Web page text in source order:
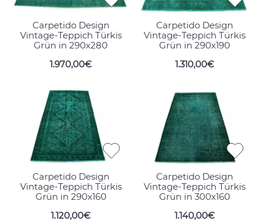
Carpetido Design
Vintage-Teppich Türkis
Grün in 290x280
1.970,00€
Carpetido Design
Vintage-Teppich Türkis
Grün in 290x190
1.310,00€
Carpetido Design
Vintage-Teppich Türkis
Grün in 290x160
1.120,00€
Carpetido Design
Vintage-Teppich Türkis
Grün in 300x160
1.140,00€